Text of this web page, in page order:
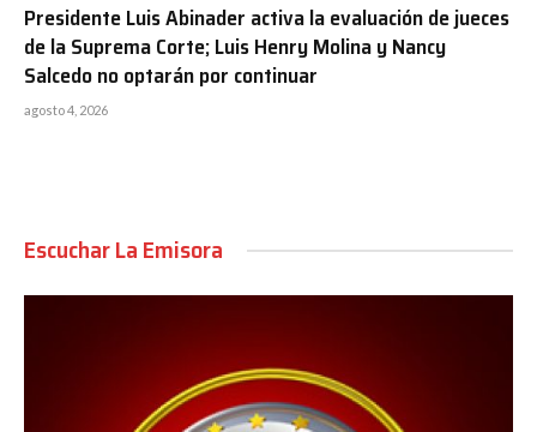
Presidente Luis Abinader activa la evaluación de jueces
de la Suprema Corte; Luis Henry Molina y Nancy
Salcedo no optarán por continuar
agosto 4, 2026
Escuchar La Emisora